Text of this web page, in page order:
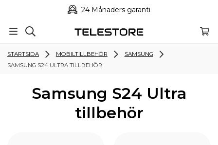
24 Månaders garanti
STARTSIDA MOBILTILLBEHÖR
SAMSUNG
SAMSUNG S24 ULTRA TILLBEHÖR
Samsung S24 Ultra
tillbehör